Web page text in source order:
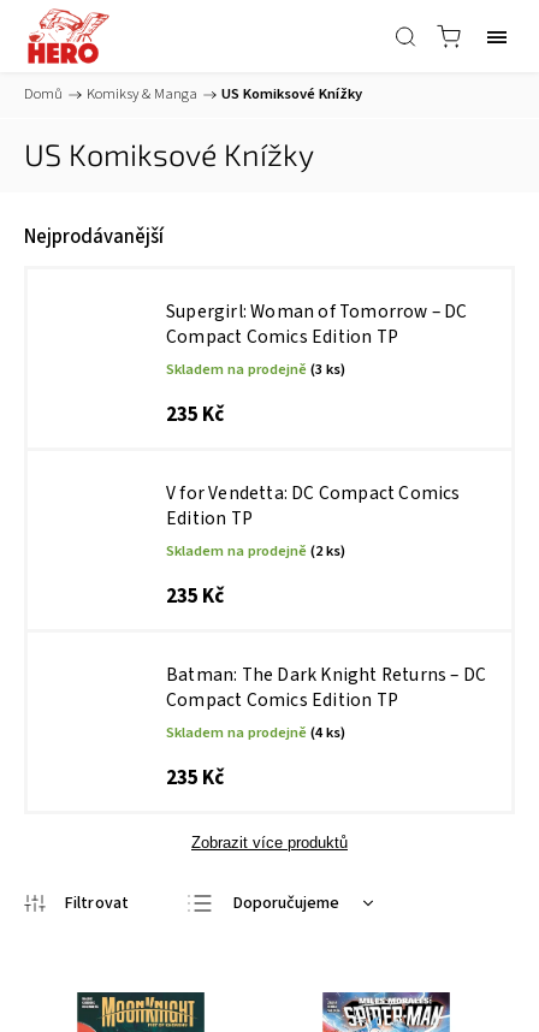
Domů / Komiksy & Manga / US Komiksové Knížky
US Komiksové Knížky
Nejprodávanější
Supergirl: Woman of Tomorrow – DC
Compact Comics Edition TP
Skladem na prodejně(3 ks)
235 Kč
V for Vendetta: DC Compact Comics
Edition TP
Skladem na prodejně(2 ks)
235 Kč
Batman: The Dark Knight Returns – DC
Compact Comics Edition TP
Skladem na prodejně(4 ks)
235 Kč
Zobrazit více produktů
Doporučujeme
Nejprodávanější